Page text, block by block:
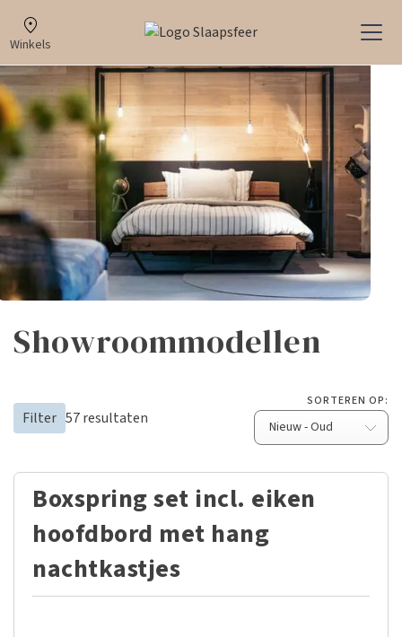
Winkels
Showroommodellen
Filter 57resultaten
SORTEREN OP:
Boxspring set incl. eiken
hoofdbord met hang
nachtkastjes